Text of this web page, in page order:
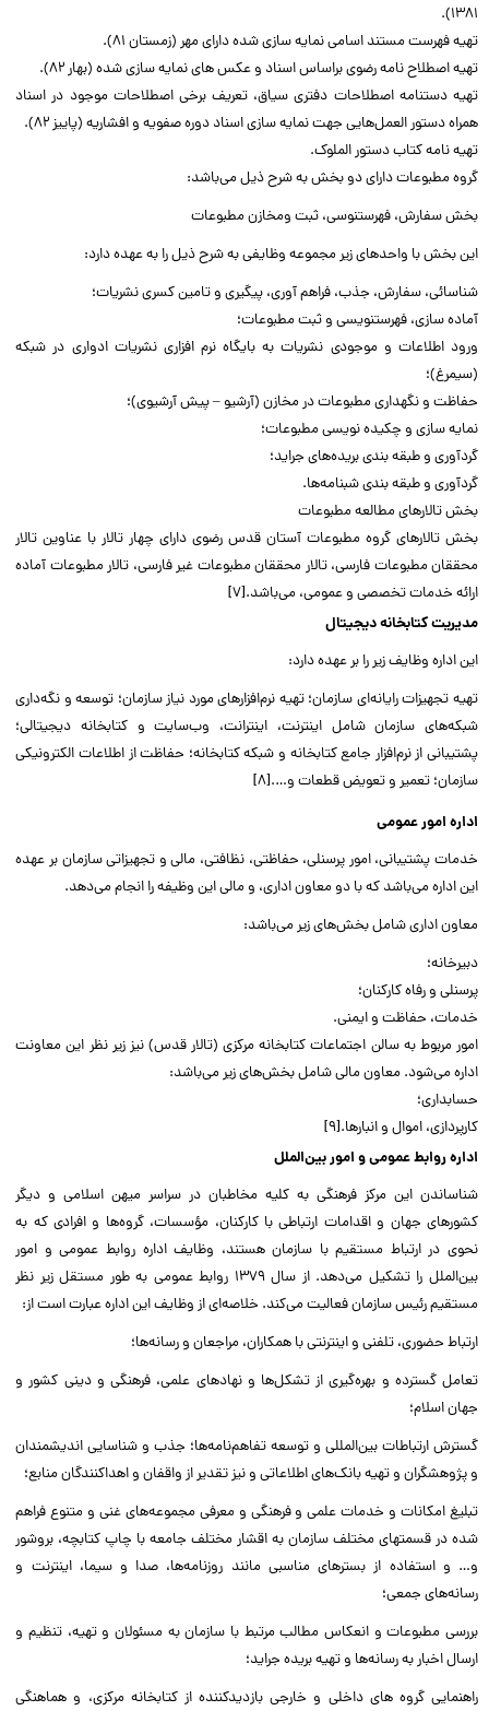
۱۳۸۱).
تهیه فهرست مستند اسامی نمایه سازی شده دارای مهر (زمستان ۸۱).
تهیه اصطلاح نامه رضوی براساس اسناد و عکس های نمایه سازی شده (بهار ۸۲).
تهیه دستنامه اصطلاحات دفتری سیاق، تعریف برخی اصطلاحات موجود در اسناد
همراه دستور العمل‌هایی جهت نمایه سازی اسناد دوره صفویه و افشاریه (پاییز ۸۲).
تهیه نامه کتاب دستور الملوک.
گروه مطبوعات دارای دو بخش به شرح ذیل می‌باشد:
بخش سفارش، فهرستنوسی، ثبت ومخازن مطبوعات
این بخش با واحد‌های زیر مجموعه وظایفی به شرح ذیل را به عهده دارد:
شناسائی، سفارش، جذب، فراهم آوری، پیگیری و تامین کسری نشریات؛
آماده سازی، فهرستنویسی و ثبت مطبوعات؛
ورود اطلاعات و موجودی نشریات به بایگاه نرم افزاری نشریات ادواری در شبکه
(سیمرغ)؛
حفاظت و نگهداری مطبوعات در مخازن (آرشیو – پیش آرشیوی)؛
نمایه سازی و چکیده نویسی مطبوعات؛
گردآوری و طبقه بندی بریده‌های جراید؛
گردآوری و طبقه بندی شبنامه‌ها.
بخش تالار‌های مطالعه مطبوعات
بخش تالارهای گروه مطبوعات آستان قدس رضوی دارای چهار تالار با عناوین تالار
محققان مطبوعات فارسی، تالار محققان مطبوعات غیر فارسی، تالار مطبوعات آماده
ارائه خدمات تخصصی و عمومی، می‌باشد.[۷]
مدیریت کتابخانه دیجیتال
این اداره وظایف زیر را بر عهده دارد:
تهیه تجهیزات رایانه‌ای سازمان؛ تهیه نرم‌افزارهای مورد نیاز سازمان؛ توسعه و نگه‌داری
شبکه‌های سازمان شامل اینترنت، اینترانت، وب‌سایت و کتابخانه دیجیتالی؛
پشتیبانی از نرم‌افزار جامع کتابخانه و شبکه کتابخانه؛ حفاظت از اطلاعات الکترونیکی
سازمان؛ تعمیر و تعویض قطعات و….[۸]
اداره امور عمومی
خدمات پشتیبانی، امور پرسنلی، حفاظتی، نظافتی، مالی و تجهیزاتی‌ سازمان بر عهده
این اداره می‌باشد که با دو معاون اداری، و مالی این وظیفه را انجام می‌دهد.
معاون اداری شامل بخش‌های زیر می‌باشد:
دبیرخانه؛
پرسنلی و رفاه کارکنان؛
خدمات، حفاظت و ایمنی.
امور مربوط به سالن اجتماعات کتابخانه مرکزی (تالار قدس) نیز زیر نظر این معاونت
اداره می‌شود. معاون مالی شامل بخش‌های زیر می‌باشد:
حسابداری؛
کار‌پردازی، اموال و انبار‌ها.[۹]
اداره روابط عمومی و امور بین‌الملل
شناساندن این مرکز فرهنگی به کلیه مخاطبان در سراسر میهن اسلامی و دیگر
کشورهای جهان و اقدامات ارتباطی با کارکنان، مؤسسات، گروه‌ها و افرادی که به
نحوی در ارتباط مستقیم با سازمان هستند، وظایف اداره روابط عمومی و امور
بین‌الملل را تشکیل می‌دهد. از سال ۱۳۷۹ روابط عمومی به طور مستقل زیر نظر
مستقیم رئیس سازمان فعالیت می‌کند. خلاصه‌ای از وظایف این اداره عبارت است از:
ارتباط حضوری، تلفنی و اینترنتی با همکاران، مراجعان و رسانه‌ها؛
تعامل گسترده و بهره‌گیری از تشکل‌ها و نهادهای علمی، فرهنگی و دینی کشور و
جهان اسلام؛
گسترش ارتباطات بین‌المللی و توسعه تفاهم‌نامه‌ها؛ جذب و شناسایی اندیشمندان
و پژوهشگران و تهیه بانک‌های اطلاعاتی و نیز تقدیر از واقفان و اهداکنندگان منابع؛
تبلیغ امکانات و خدمات علمی و فرهنگی و معرفی مجموعه‌های غنی و متنوع فراهم
شده در قسمتهای مختلف سازمان به اقشار مختلف جامعه با چاپ کتابچه، بروشور
و… و استفاده از بسترهای مناسبی مانند روزنامه‌ها، صدا و سیما، اینترنت و
رسانه‌های جمعی؛
بررسی مطبوعات و انعکاس مطالب مرتبط با سازمان به مسئولان و تهیه، تنظیم و
ارسال اخبار به رسانه‌ها و تهیه بریده جراید؛
راهنمایی گروه های داخلی و خارجی بازدیدکننده از کتابخانه مرکزی، و هماهنگی